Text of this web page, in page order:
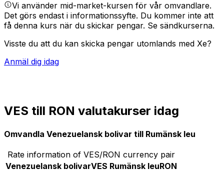
Vi använder mid-market-kursen för vår omvandlare.
Det görs endast i informationssyfte. Du kommer inte att
få denna kurs när du skickar pengar. Se sändkurserna.
Visste du att du kan skicka pengar utomlands med Xe?
Anmäl dig idag
VES till RON valutakurser idag
Omvandla Venezuelansk bolivar till Rumänsk leu
Rate information of VES/RON currency pair
Venezuelansk bolivarVES Rumänsk leuRON